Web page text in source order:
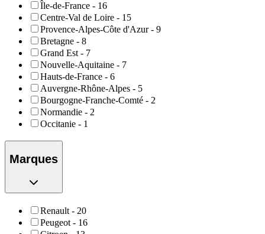
Île-de-France - 16
Centre-Val de Loire - 15
Provence-Alpes-Côte d'Azur - 9
Bretagne - 8
Grand Est - 7
Nouvelle-Aquitaine - 7
Hauts-de-France - 6
Auvergne-Rhône-Alpes - 5
Bourgogne-Franche-Comté - 2
Normandie - 2
Occitanie - 1
Marques
Renault - 20
Peugeot - 16